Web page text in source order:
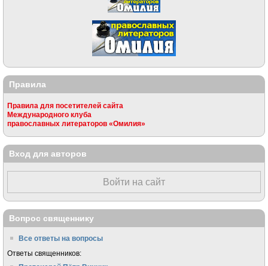
Правила
Правила для посетителей сайта
Международного клуба
православных литераторов «Омилия»
Вход для авторов
Войти на сайт
Вопрос священнику
Все ответы на вопросы
Ответы священников: